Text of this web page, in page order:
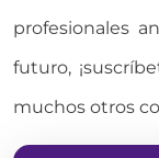
profesionales
futuro,
muchos otros